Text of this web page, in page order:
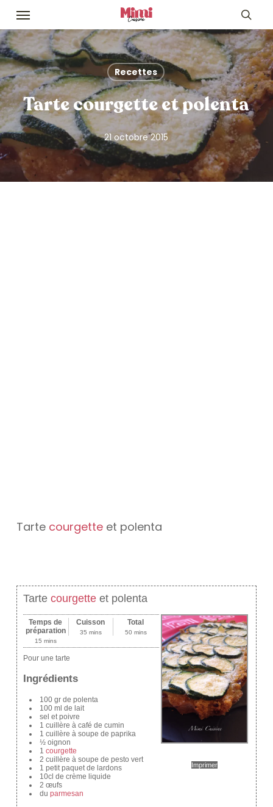
Skip
main
content
Menu
Recettes
Tarte courgette et polenta
21 octobre 2015
Tarte courgetteet polenta
Tarte courgetteet polenta
Imprimer
Temps de
préparation
15 mins
Cuisson
35 mins
Total
50 mins
Pour une tarte
Ingrédients
100 gr de polenta
100 ml de lait
sel et poivre
1 cuillère à café de cumin
1 cuillère à soupe de paprika
½ oignon
1 courgette
2 cuillère à soupe de pesto vert
1 petit paquet de lardons
10cl de crème liquide
2 œufs
du parmesan